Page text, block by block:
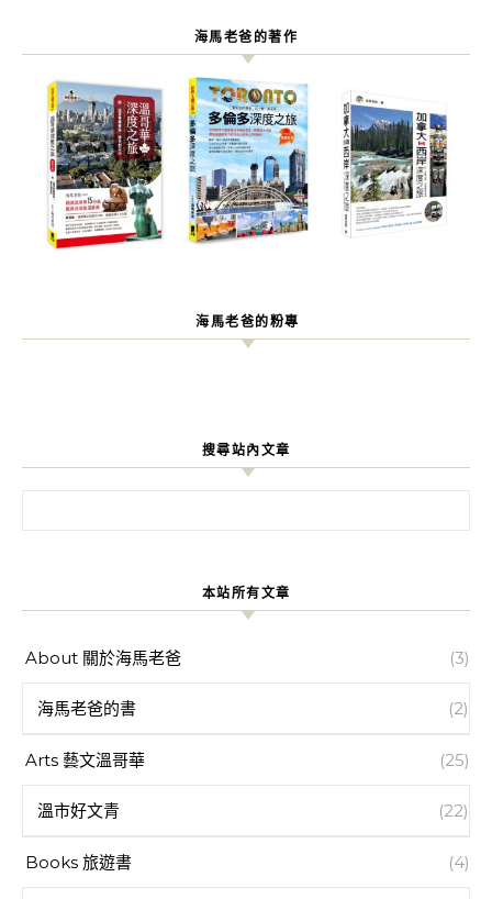
海馬老爸的著作
海馬老爸的粉專
搜尋站內文章
本站所有文章
About 關於海馬老爸 (3)
海馬老爸的書 (2)
Arts 藝文溫哥華 (25)
溫市好文青 (22)
Books 旅遊書 (4)